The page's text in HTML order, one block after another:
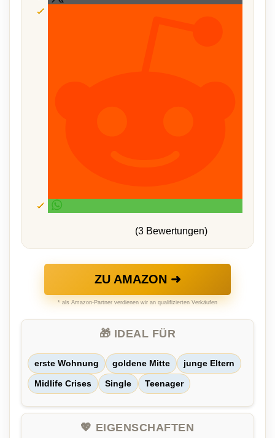
(3 Bewertungen)
ZU AMAZON ➜
* als Amazon-Partner verdienen wir an qualifizierten Verkäufen
🎁 IDEAL FÜR
erste Wohnung goldene Mitte junge Eltern
Midlife Crises Single Teenager
💖 EIGENSCHAFTEN